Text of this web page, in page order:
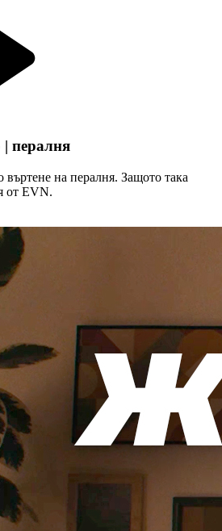
| пералня
въртене на пералня. Защото така
от EVN.